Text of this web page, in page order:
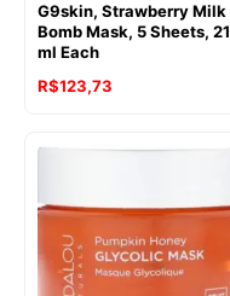
G9skin, Strawberry Milk
Bomb Mask, 5 Sheets, 21
ml Each
R$123,73